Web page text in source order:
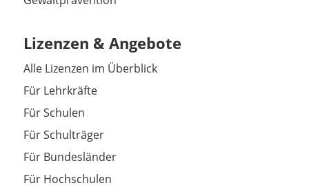
Lizenzen & Angebote
Alle Lizenzen im Überblick
Für Lehrkräfte
Für Schulen
Für Schulträger
Für Bundesländer
Für Hochschulen